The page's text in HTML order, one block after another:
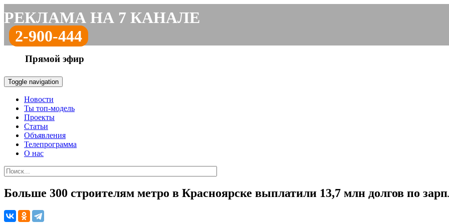
РЕКЛАМА НА 7 КАНАЛЕ
2-900-444
Прямой эфир
Toggle navigation
Новости
Ты топ-модель
Проекты
Статьи
Объявления
Телепрограмма
О нас
Больше 300 строителям метро в Красноярске выплатили 13,7 млн долгов по